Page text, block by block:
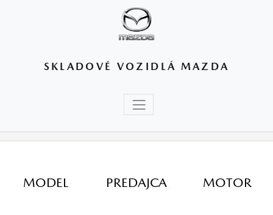
SKLADOVÉ VOZIDLÁ MAZDA
MODEL PREDAJCA MOTOR